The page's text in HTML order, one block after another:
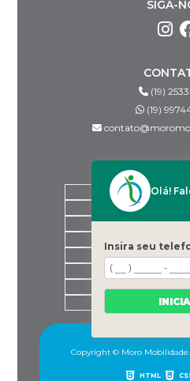
SIGA-
(19)
(19)
HOME
CONTATO
MAPA
Copyright © Moro Mobilidade.
HTML
Olá!
Insira seu